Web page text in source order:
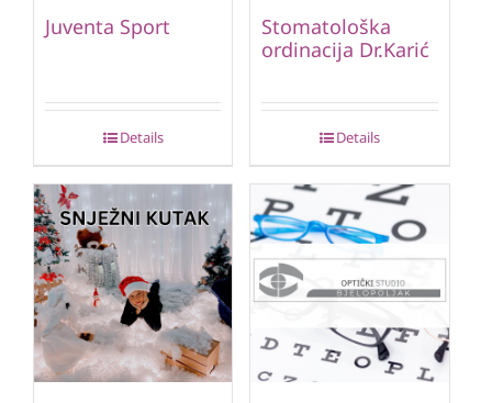
Juventa Sport
Details
Stomatološka
ordinacija Dr.Karić
Details